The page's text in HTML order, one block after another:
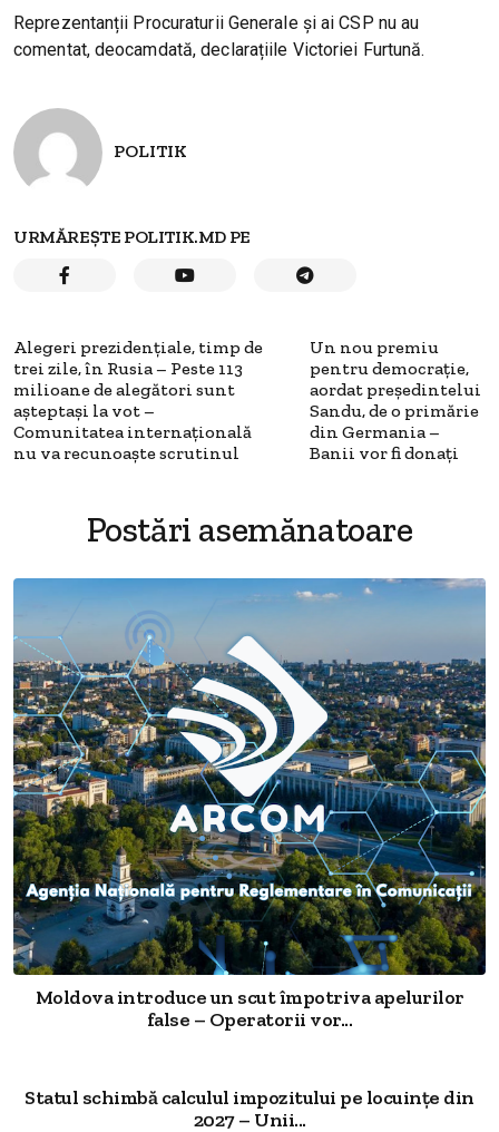
Reprezentanții Procuraturii Generale și ai CSP nu au
comentat, deocamdată, declarațiile Victoriei Furtună.
POLITIK
URMĂREȘTE POLITIK.MD PE
Alegeri prezidențiale, timp de
trei zile, în Rusia – Peste 113
milioane de alegători sunt
așteptași la vot –
Comunitatea internațională
nu va recunoaște scrutinul
Un nou premiu
pentru democrație,
aordat președintelui
Sandu, de o primărie
din Germania –
Banii vor fi donați
Postări asemănatoare
Moldova introduce un scut împotriva apelurilor
false – Operatorii vor...
Statul schimbă calculul impozitului pe locuințe din
2027 – Unii...